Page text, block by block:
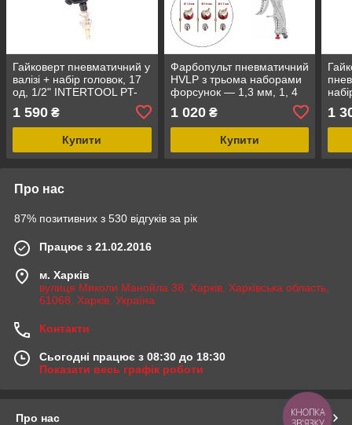
Гайковерт пневматичний у
валізі + набір головок, 17
од, 1/2" INTERTOOL PT-
1 590 ₴
Купити
Фарбопульт пневматичний
HVLP з трьома наборами
форсунок — 1,3 мм, 1, 4
INTERTOOL PT-0153
1 020₴
Купити
1
Про нас
87% позитивних з 530 відгуків за рік
Працює з 21.02.2016
м. Харків
вулиця Миколи Манойла 38, Харків, Харківська область,
61068, Харків, Україна
Контакти
Сьогодні працює з 08:30 до 18:30
Показати весь графік роботи
Про нас
КНОПКА